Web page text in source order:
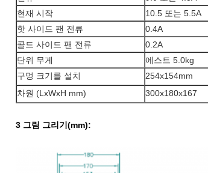
현재 시작
10.5 또는 5.5A
핫 사이드 팬 전류
0.4A
콜드 사이드 팬 전류
0.2A
단위 무게
에스트 5.0kg
구멍 크기를 설치
254x154mm
차원 (LxWxH mm)
300x180x167
3 그림 그리기 (mm):